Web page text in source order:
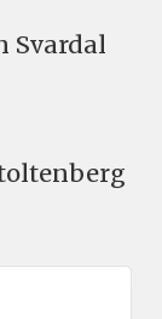
Svardal